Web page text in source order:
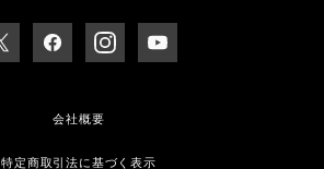
会社概要
特定商取引法に基づく表示